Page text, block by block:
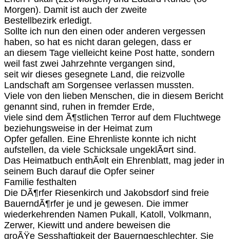
Morgen). Damit ist auch der zweite
Bestellbezirk erledigt.
Sollte ich nun den einen oder anderen vergessen
haben, so hat es nicht daran gelegen, dass er
an diesem Tage vielleicht keine Post hatte, sondern
weil fast zwei Jahrzehnte vergangen sind,
seit wir dieses gesegnete Land, die reizvolle
Landschaft am Sorgensee verlassen mussten.
Viele von den lieben Menschen, die in diesem Bericht
genannt sind, ruhen in fremder Erde,
viele sind dem Ã¶stlichen Terror auf dem Fluchtwege
beziehungsweise in der Heimat zum
Opfer gefallen. Eine Ehrenliste konnte ich nicht
aufstellen, da viele Schicksale ungeklÃ¤rt sind.
Das Heimatbuch enthÃ¤lt ein Ehrenblatt, mag jeder in
seinem Buch darauf die Opfer seiner
Familie festhalten
Die DÃ¶rfer Riesenkirch und Jakobsdorf sind freie
BauerndÃ¶rfer je und je gewesen. Die immer
wiederkehrenden Namen Pukall, Katoll, Volkmann,
Zerwer, Kiewitt und andere beweisen die
groÃŸe Sesshaftigkeit der Bauerngeschlechter. Sie